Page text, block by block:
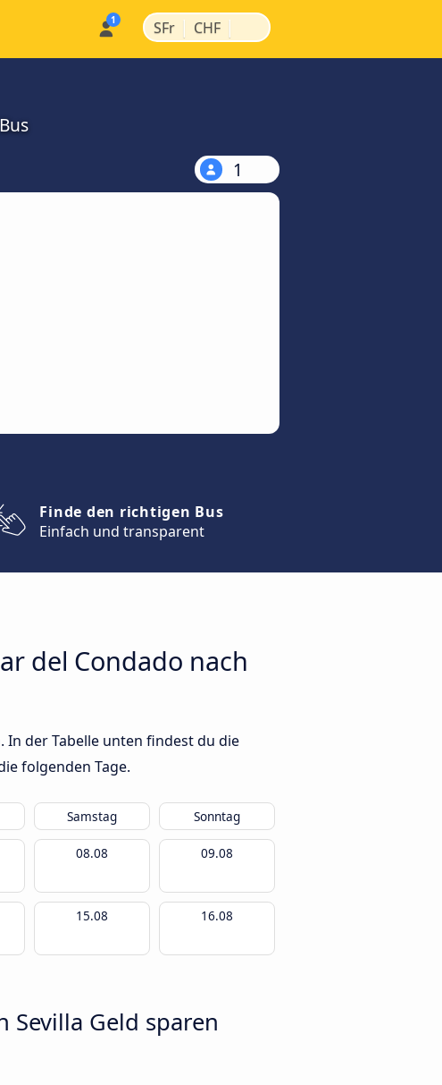
SFr | CHF |
1
Finde den richtigen Bus
Einfach und transparent
del Condado nach
In der Tabelle unten findest du die
folgenden Tage.
Samstag Sonntag
08.08 09.08
15.08 16.08
Sevilla Geld sparen